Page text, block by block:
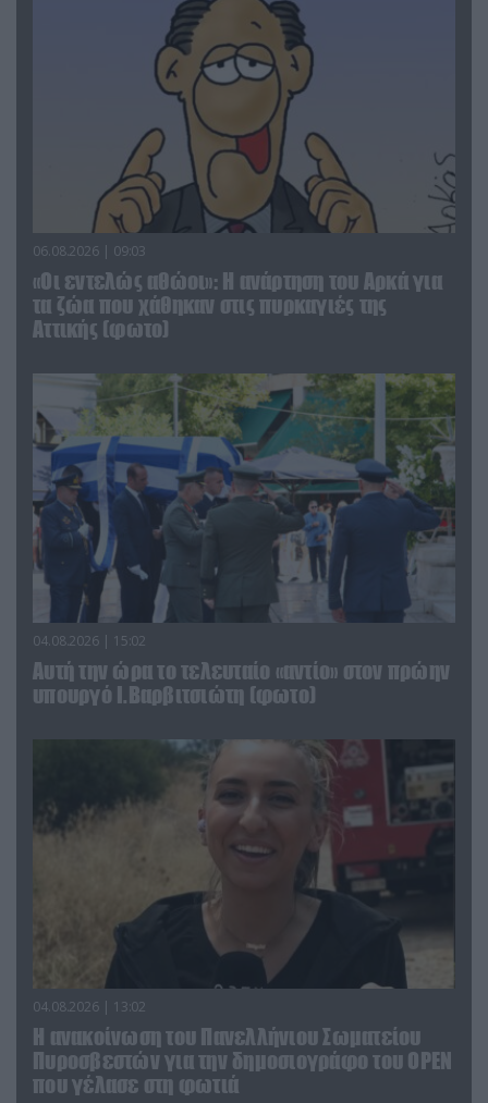
06.08.2026 | 09:03
«Οι εντελώς αθώοι»: Η ανάρτηση του Αρκά για
τα ζώα που χάθηκαν στις πυρκαγιές της
Αττικής (φωτο)
04.08.2026 | 15:02
Αυτή την ώρα το τελευταίο «αντίο» στον πρώην
υπουργό Ι.Βαρβιτσιώτη (φωτο)
04.08.2026 | 13:02
Η ανακοίνωση του Πανελλήνιου Σωματείου
Πυροσβεστών για την δημοσιογράφο του OPEN
που γέλασε στη φωτιά